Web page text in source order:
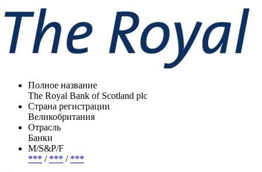
Полное название
The Royal Bank of Scotland plc
Страна регистрации
Великобритания